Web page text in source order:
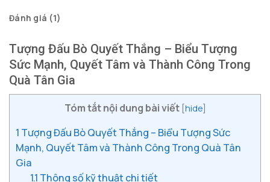
Đánh giá (1)
Tượng Đấu Bò Quyết Thắng – Biểu Tượng
Sức Mạnh, Quyết Tâm và Thành Công Trong
Quà Tân Gia
Tóm tắt nội dung bài viết hide]
1 Tượng Đấu Bò Quyết Thắng – Biểu Tượng Sức
Mạnh, Quyết Tâm và Thành Công Trong Quà Tân
Gia
1.1 Thông số kỹ thuật chi tiết